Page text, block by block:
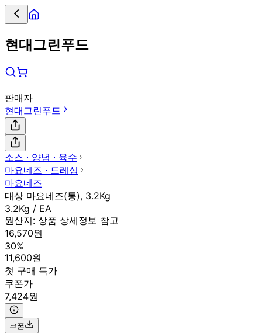
현대그린푸드
판매자
현대그린푸드
소스 ∙ 양념 ∙ 육수
마요네즈 ∙ 드레싱
마요네즈
대상 마요네즈(통), 3.2Kg
3.2Kg / EA
원산지: 상품 상세정보 참고
16,570원
30%
11,600원
첫 구매 특가
쿠폰가
7,424원
쿠폰